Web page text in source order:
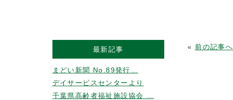
«前の記事へ
最新記事
まどい新聞 No.89発行…
デイサービスセンターより
千葉県高齢者福祉施設協会 …